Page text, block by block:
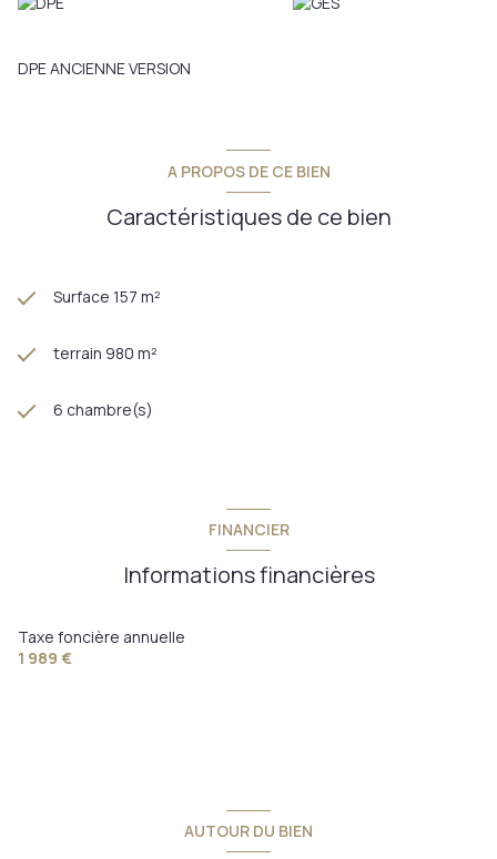
DPE ANCIENNE VERSION
A PROPOS DE CE BIEN
Caractéristiques de ce bien
Surface 157 m²
terrain 980 m²
6 chambre(s)
FINANCIER
Informations financières
Taxe foncière annuelle
1 989 €
AUTOUR DU BIEN